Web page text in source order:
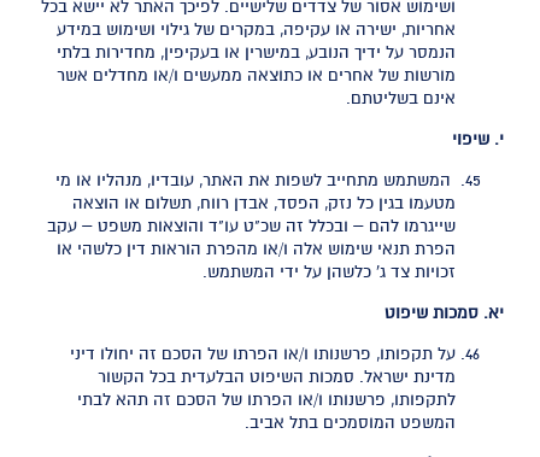
ושימוש אסור של צדדים שלישיים. לפיכך האתר לא יישא בכל
אחריות, ישירה או עקיפה, במקרים של גילוי ושימוש במידע
הנמסר על ידיך הנובע, במישרין או בעקיפין, מחדירות בלתי
מורשות של אחרים או כתוצאה ממעשים ו/או מחדלים אשר
אינם בשליטתם.
י. שיפוי
המשתמש מתחייב לשפות את האתר, עובדיו, מנהליו או מי
מטעמו בגין כל נזק, הפסד, אבדן רווח, תשלום או הוצאה
שייגרמו להם – ובכלל זה שכ"ט עו"ד והוצאות משפט – עקב
הפרת תנאי שימוש אלה ו/או מהפרת הוראות דין כלשהי או
זכויות צד ג' כלשהן על ידי המשתמש.
יא. סמכות שיפוט
על תקפותו, פרשנותו ו/או הפרתו של הסכם זה יחולו דיני
מדינת ישראל. סמכות השיפוט הבלעדית בכל הקשור
לתקפותו, פרשנותו ו/או הפרתו של הסכם זה תהא לבתי
המשפט המוסמכים בתל אביב.